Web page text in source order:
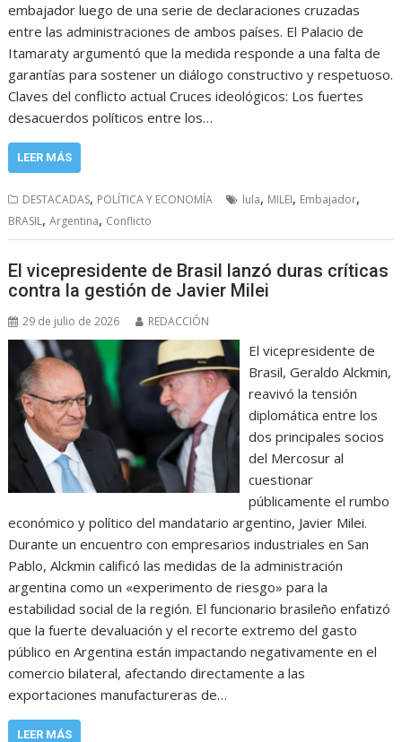
embajador luego de una serie de declaraciones cruzadas
entre las administraciones de ambos países. El Palacio de
Itamaraty argumentó que la medida responde a una falta de
garantías para sostener un diálogo constructivo y respetuoso.
Claves del conflicto actual Cruces ideológicos: Los fuertes
desacuerdos políticos entre los…
LEER MÁS
DESTACADAS, POLÍTICA Y ECONOMÍA lula, MILEI, Embajador,
BRASIL,Argentina, Conflicto
El vicepresidente de Brasil lanzó duras críticas
contra la gestión de Javier Milei
29 de julio de 2026 REDACCIÓN
El vicepresidente de
Brasil, Geraldo Alckmin,
reavivó la tensión
diplomática entre los
dos principales socios
del Mercosur al
cuestionar
públicamente el rumbo
económico y político del mandatario argentino, Javier Milei.
Durante un encuentro con empresarios industriales en San
Pablo, Alckmin calificó las medidas de la administración
argentina como un «experimento de riesgo» para la
estabilidad social de la región. El funcionario brasileño enfatizó
que la fuerte devaluación y el recorte extremo del gasto
público en Argentina están impactando negativamente en el
comercio bilateral, afectando directamente a las
exportaciones manufactureras de…
LEER MÁS